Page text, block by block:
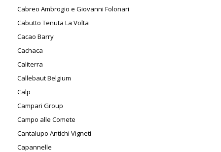
Cabreo Ambrogio e Giovanni Folonari
Cabutto Tenuta La Volta
Cacao Barry
Cachaca
Caliterra
Callebaut Belgium
Calp
Campari Group
Campo alle Comete
Cantalupo Antichi Vigneti
Capannelle